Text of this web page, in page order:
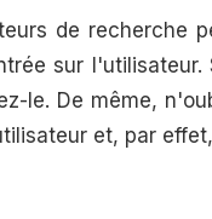
de recherche
sur
le. De même,
et, par